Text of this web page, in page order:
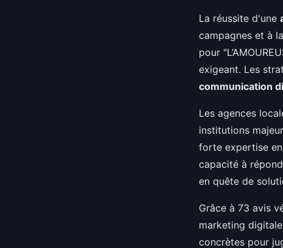
La réussite d'une
campagnes et à
pour
exigeant. Les
communication
Les agences
institutions
forte expertise
capacité à
en quête de
Grâce à 73 avis
marketing
concrètes pour